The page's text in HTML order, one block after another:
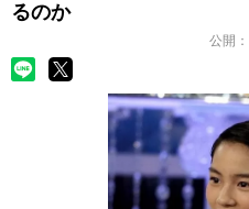
るのか
公開：